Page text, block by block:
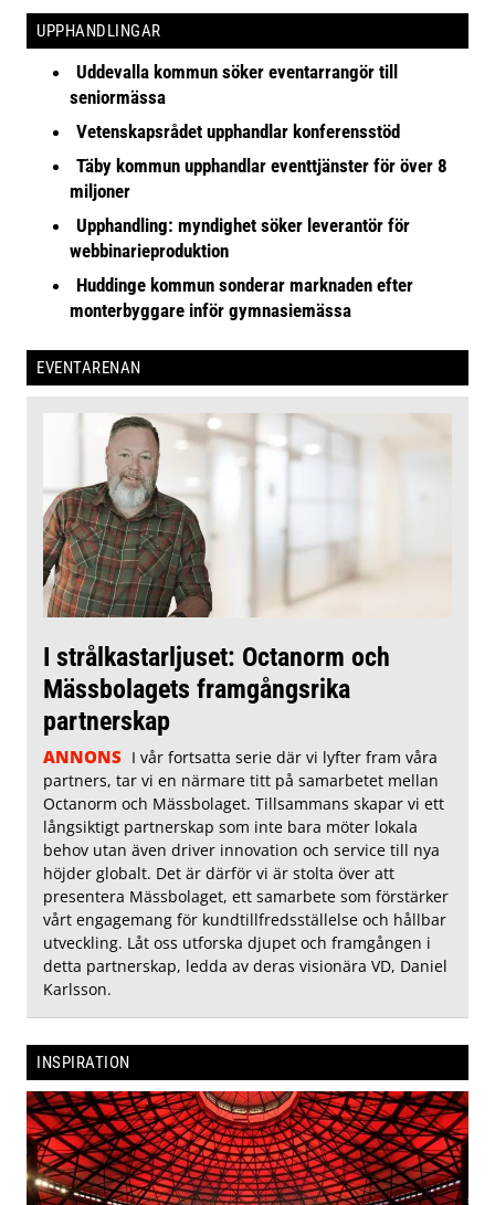
UPPHANDLINGAR
Uddevalla kommun söker eventarrangör till
seniormässa
Vetenskapsrådet upphandlar konferensstöd
Täby kommun upphandlar eventtjänster för över 8
miljoner
Upphandling: myndighet söker leverantör för
webbinarieproduktion
Huddinge kommun sonderar marknaden efter
monterbyggare inför gymnasiemässa
EVENTARENAN
I strålkastarljuset: Octanorm och
Mässbolagets framgångsrika
partnerskap
ANNONS I vår fortsatta serie där vi lyfter fram våra
partners, tar vi en närmare titt på samarbetet mellan
Octanorm och Mässbolaget. Tillsammans skapar vi ett
långsiktigt partnerskap som inte bara möter lokala
behov utan även driver innovation och service till nya
höjder globalt. Det är därför vi är stolta över att
presentera Mässbolaget, ett samarbete som förstärker
vårt engagemang för kundtillfredsställelse och hållbar
utveckling. Låt oss utforska djupet och framgången i
detta partnerskap, ledda av deras visionära VD, Daniel
Karlsson.
INSPIRATION